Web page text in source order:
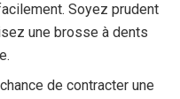
Soyez prudent
une brosse à dents
de contracter une